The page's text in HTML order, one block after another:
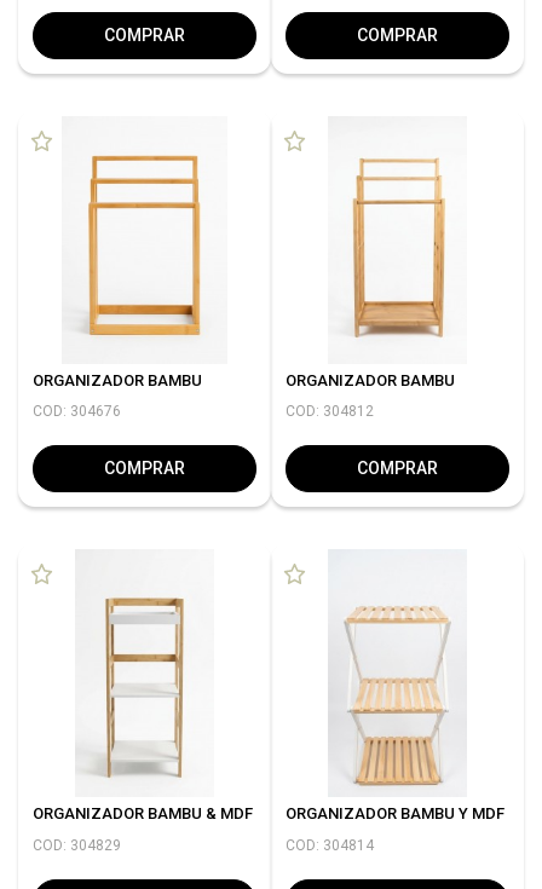
COMPRAR COMPRAR
ORGANIZADOR BAMBU
COD: 304676
COMPRAR
ORGANIZADOR BAMBU
COD: 304812
COMPRAR
ORGANIZADOR BAMBU & MDF
COD: 304829
ORGANIZADOR BAMBU Y MDF
COD: 304814